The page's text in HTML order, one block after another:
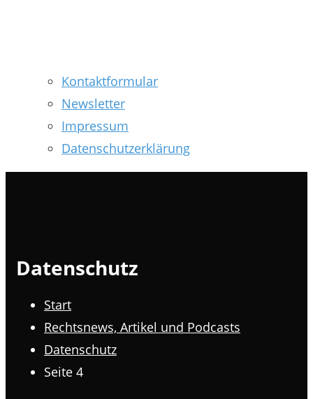
Kontaktformular
Newsletter
Impressum
Datenschutzerklärung
Datenschutz
Start
Rechtsnews, Artikel und Podcasts
Datenschutz
Seite 4